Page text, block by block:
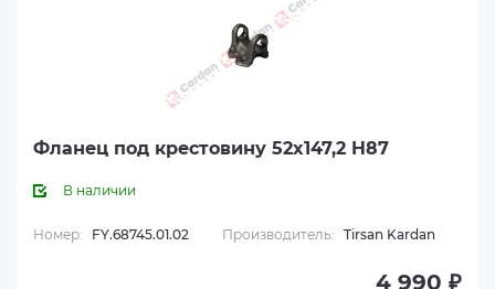
Фланец под крестовину 52x147,2 H87
В наличии
Номер: FY.68745.01.02 Производитель: Tirsan Kardan
4 990 ₽